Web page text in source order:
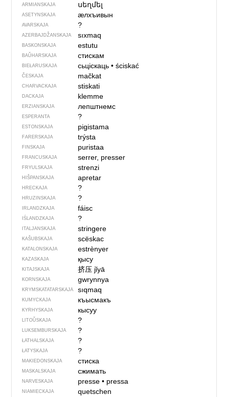
ARMIANSKAJA սեղմել
ASETYNSKAJA ӕлхъивын
AVARSKAJA ?
AZERBAJDŽAN­SKAJA sıxmaq
BASKONSKAJA estutu
BAŬHARSKAJA стискам
BIEŁARUSKAJA сьціскаць• ściskać
ČESKAJA mačkat
CHARVACKAJA stiskati
DACKAJA klemme
ERZIANSKAJA лепштнемс
ESPERANTA ?
ESTONSKAJA pigistama
FARERSKAJA trýsta
FINSKAJA puristaa
FRANCUSKAJA serrer, presser
FRYULSKAJA strenzi
HIŠPANSKAJA apretar
HRECKAJA ?
HRUZINSKAJA ?
IRLANDZKAJA fáisc
IŚLANDZKAJA ?
ITALJANSKAJA stringere
KAŠUBSKAJA scëskac
KATALONSKAJA estrènyer
KAZASKAJA қысу
KITAJSKAJA 挤压 jǐyā
KORNSKAJA gwrynnya
KRYMSKA­TATARSKAJA sıqmaq
KUMYCKAJA къысмакъ
KYRHYSKAJA кысуу
LITOŬSKAJA ?
LUKSEMBURSKAJA ?
ŁATHALSKAJA ?
ŁATYSKAJA ?
MAKIEDONSKAJA стиска
MASKALSKAJA сжимать
NARVESKAJA presse• pressa
NIAMIECKAJA quetschen